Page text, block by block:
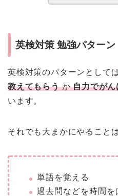
英検対策 勉強パターン
英検対策のパターンとして
教えてもらうか自力でがん
います。
それでも大まかにやること
単語を覚える
過去問などを時間を